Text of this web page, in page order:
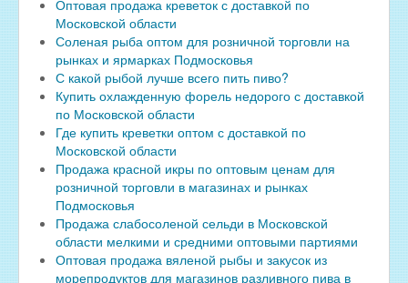
Оптовая продажа креветок с доставкой по
Московской области
Соленая рыба оптом для розничной торговли на
рынках и ярмарках Подмосковья
С какой рыбой лучше всего пить пиво?
Купить охлажденную форель недорого с доставкой
по Московской области
Где купить креветки оптом с доставкой по
Московской области
Продажа красной икры по оптовым ценам для
розничной торговли в магазинах и рынках
Подмосковья
Продажа слабосоленой сельди в Московской
области мелкими и средними оптовыми партиями
Оптовая продажа вяленой рыбы и закусок из
морепродуктов для магазинов разливного пива в